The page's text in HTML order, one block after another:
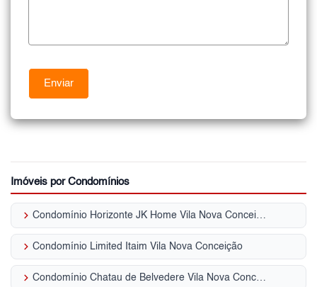
Imóveis por Condomínios
keyboard_arrow_right Condomínio Horizonte JK Home Vila Nova Conceição
keyboard_arrow_right Condomínio Limited Itaim Vila Nova Conceição
keyboard_arrow_right Condomínio Chatau de Belvedere Vila Nova Conceição